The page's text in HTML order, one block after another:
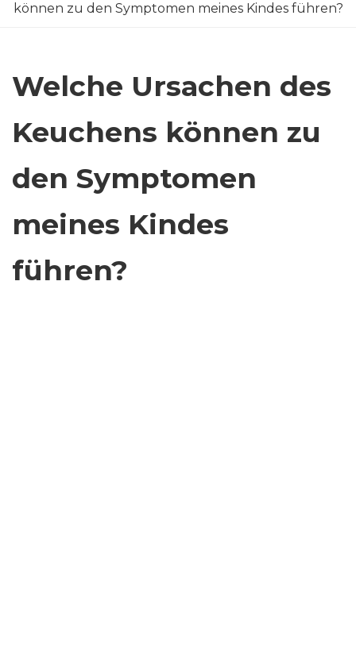
können zu den Symptomen meines Kindes führen?
Welche Ursachen des
Keuchens können zu
den Symptomen
meines Kindes
führen?